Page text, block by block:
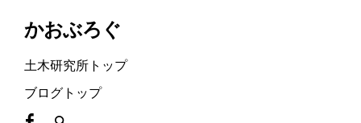
かおぶろぐ
土木研究所トップ
ブログトップ